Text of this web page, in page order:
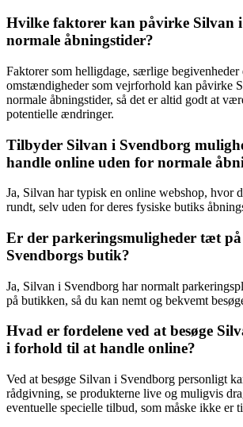
Hvilke faktorer kan påvirke Silvan i
normale åbningstider?
Faktorer som helligdage, særlige begivenheder
omstændigheder som vejrforhold kan påvirke
normale åbningstider, så det er altid godt at
potentielle ændringer.
Tilbyder Silvan i Svendborg
handle online uden for normale
Ja, Silvan har typisk en online webshop, hvor
rundt, selv uden for deres fysiske butiks
Er der parkeringsmuligheder tæt
Svendborgs butik?
Ja, Silvan i Svendborg har normalt
på butikken, så du kan nemt og bekvemt
Hvad er fordelene ved at besøge
i forhold til at handle online?
Ved at besøge Silvan i Svendborg personligt
rådgivning, se produkterne live og muligvis
eventuelle specielle tilbud, som måske ikke er